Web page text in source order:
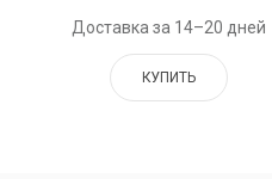
Доставка за 14–20 дней
КУПИТЬ